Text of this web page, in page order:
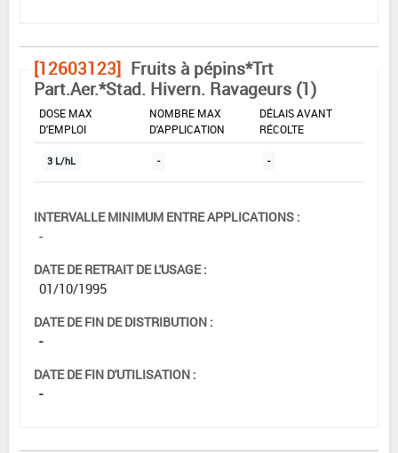
[12603123] Fruits à pépins*Trt
Part.Aer.*Stad. Hivern. Ravageurs (1)
DOSE MAX
D'EMPLOI
NOMBRE MAX
D'APPLICATION
DÉLAIS AVANT
RÉCOLTE
3 L/hL - -
INTERVALLE MINIMUM ENTRE APPLICATIONS :
-
DATE DE RETRAIT DE L'USAGE :
01/10/1995
DATE DE FIN DE DISTRIBUTION :
-
DATE DE FIN D'UTILISATION :
-